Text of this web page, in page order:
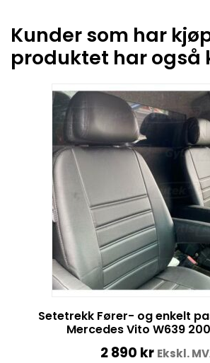
Kunder som har
produktet har også
Setetrekk Fører- og enkelt
Mercedes Vito W639
2 890 kr Ekskl.